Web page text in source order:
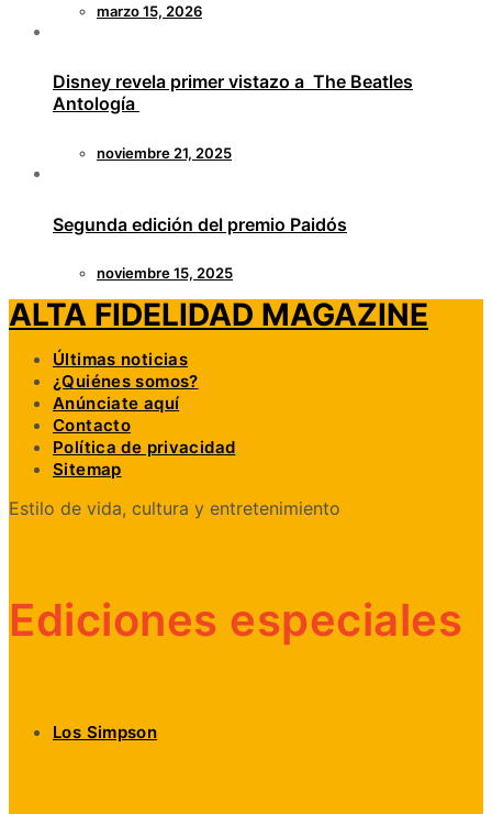
marzo 15, 2026
Disney revela primer vistazo a The Beatles
Antología
noviembre 21, 2025
Segunda edición del premio Paidós
noviembre 15, 2025
ALTA FIDELIDAD MAGAZINE
Últimas noticias
¿Quiénes somos?
Anúnciate aquí
Contacto
Política de privacidad
Sitemap
Estilo de vida, cultura y entretenimiento
Ediciones especiales
Los Simpson